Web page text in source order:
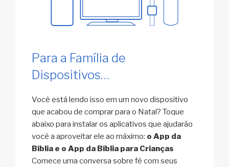
Para a Família de
Dispositivos…
Você está lendo isso em um novo dispositivo
que acabou de comprar para o Natal? Toque
abaixo para instalar os aplicativos que ajudarão
você a aproveitar ele ao máximo: o App da
Bíblia e o App da Bíblia para Crianças
Comece uma conversa sobre fé com seus